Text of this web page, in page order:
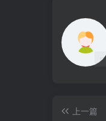
上一篇